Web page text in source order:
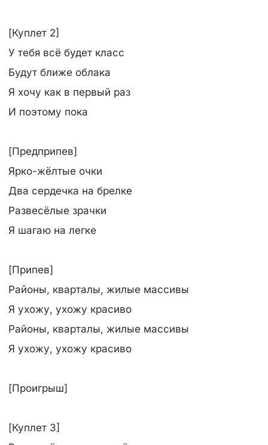
[Куплет 2]
У тебя всё будет класс
Будут ближе облака
Я хочу как в первый раз
И поэтому пока
[Предприпев]
Ярко-жёлтые очки
Два сердечка на брелке
Развесёлые зрачки
Я шагаю на легке
[Припев]
Районы, кварталы, жилые массивы
Я ухожу, ухожу красиво
Районы, кварталы, жилые массивы
Я ухожу, ухожу красиво
[Проигрыш]
[Куплет 3]